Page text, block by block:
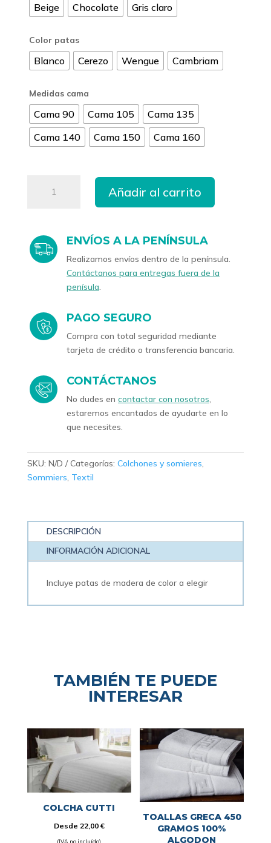
Beige Chocolate Gris claro
Color patas
Blanco Cerezo Wengue Cambriam
Medidas cama
Cama 90 Cama 105
Cama 135
Cama 140
Cama 150 Cama 160
tapizada
cantidad
Añadir al carrito
ENVÍOS A LA PENÍNSULA
Realizamos envíos dentro de la península.
Contáctanos para entregas fuera de la
penísula.
PAGO SEGURO
Compra con total seguridad mediante
tarjeta de crédito o transferencia bancaria.
CONTÁCTANOS
No dudes en contactar con nosotros,
estaremos encantados de ayudarte en lo
que necesites.
SKU: N/D Categorías: Colchones y somieres,
Sommiers, Textil
DESCRIPCIÓN
INFORMACIÓN ADICIONAL
Incluye patas de madera de color a elegir
TAMBIÉN TE PUEDE
INTERESAR
COLCHA CUTTI
Desde 22,00 €
(IVA no incluído)
TOALLAS GRECA 450
GRAMOS 100%
ALGODON